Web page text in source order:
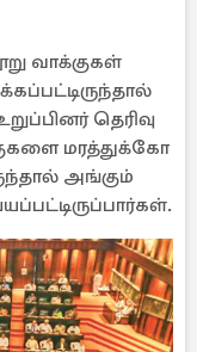
வாக்குகள்
தெரிவு
மரத்துக்கோ
அங்கும்